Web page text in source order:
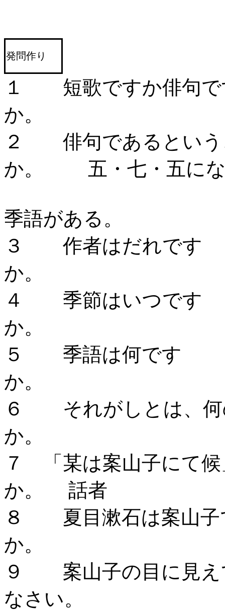
発問作り
１ 短歌ですか俳句で
か。
２ 俳句であるという
か。 五・七・五にな
季語がある。
３ 作者はだれです
か。
４ 季節はいつです
か
５ 季語は何です
か。
６ それがしとは、何
か。 案山子
７ 「某は案山子にて
か。 話者
８ 夏目漱石は案山子
か。 ち
９ 案山子の目に見え
なさい。